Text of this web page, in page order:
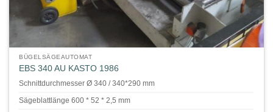
BÜGELSÄGEAUTOMAT
EBS 340 AU KASTO 1986
Schnittdurchmesser Ø 340 / 340*290 mm
Sägeblattlänge 600 * 52 * 2,5 mm